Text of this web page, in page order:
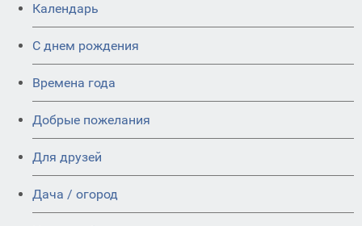
Календарь
C днем рождения
Времена года
Добрые пожелания
Для друзей
Дача / огород